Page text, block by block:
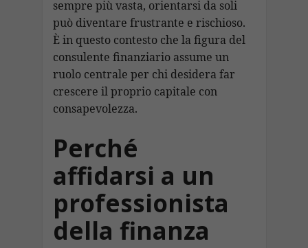
sempre più vasta, orientarsi da soli
può diventare frustrante e rischioso.
È in questo contesto che la figura del
consulente finanziario assume un
ruolo centrale per chi desidera far
crescere il proprio capitale con
consapevolezza.
Perché
affidarsi a un
professionista
della finanza